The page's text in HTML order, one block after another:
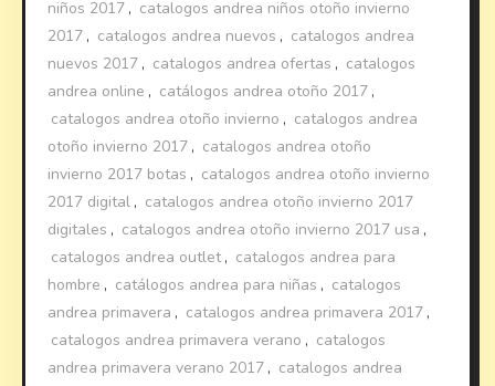
niños 2017 , catalogos andrea niños otoño invierno
2017 , catalogos andrea nuevos , catalogos andrea
nuevos 2017 , catalogos andrea ofertas , catalogos
andrea online , catálogos andrea otoño 2017 ,
catalogos andrea otoño invierno , catalogos andrea
otoño invierno 2017 , catalogos andrea otoño
invierno 2017 botas , catalogos andrea otoño invierno
2017 digital , catalogos andrea otoño invierno 2017
digitales , catalogos andrea otoño invierno 2017 usa ,
catalogos andrea outlet, catalogos andrea para
hombre , catálogos andrea para niñas , catalogos
andrea primavera , catalogos andrea primavera 2017 ,
catalogos andrea primavera verano , catalogos
andrea primavera verano 2017 , catalogos andrea